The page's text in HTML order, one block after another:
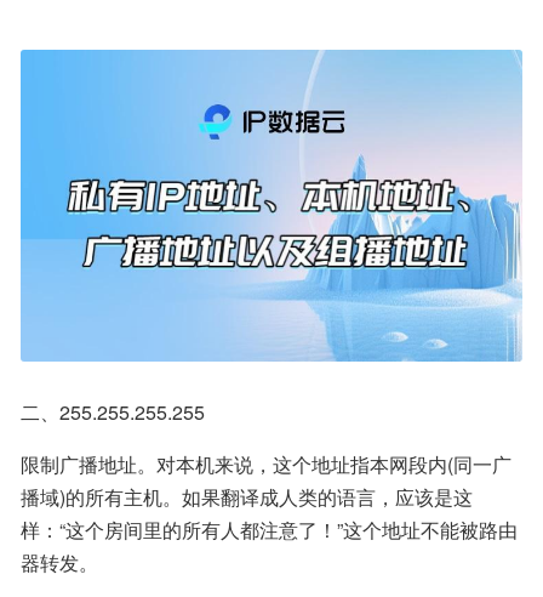
二、255.255.255.255
限制广播地址。对本机来说，这个地址指本网段内(同一广
播域)的所有主机。如果翻译成人类的语言，应该是这
样：“这个房间里的所有人都注意了！”这个地址不能被路由
器转发。